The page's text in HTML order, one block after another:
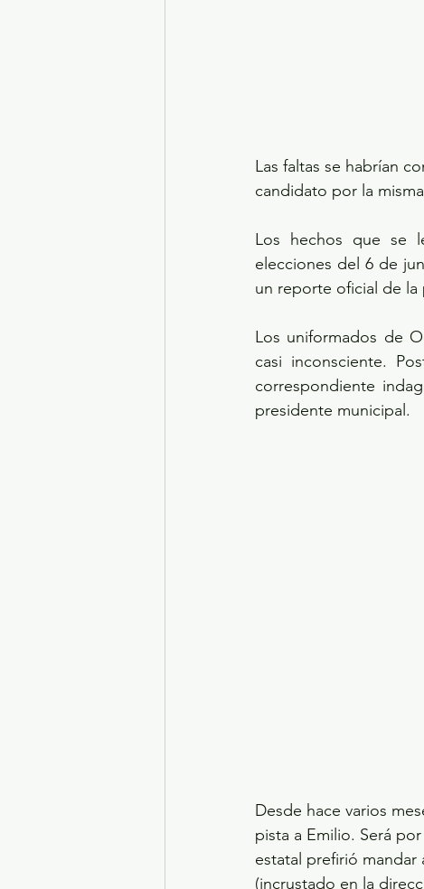
Las faltas se habrían
candidato por la
Los hechos que se
elecciones del 6 de
un reporte oficial de la
Los uniformados de
casi inconsciente.
correspondiente
presidente municipal.
Desde hace varios
pista a Emilio. Será
estatal prefirió
(incrustado en la